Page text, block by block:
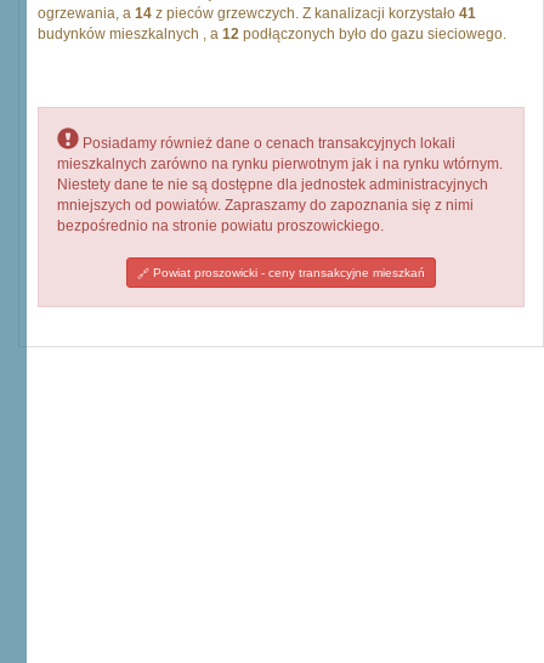
ogrzewania, a 14 z pieców grzewczych. Z kanalizacji korzystało 41
budynków mieszkalnych , a 12 podłączonych było do gazu sieciowego.
Posiadamy również dane o cenach transakcyjnych lokali
mieszkalnych zarówno na rynku pierwotnym jak i na rynku wtórnym.
Niestety dane te nie są dostępne dla jednostek administracyjnych
mniejszych od powiatów. Zapraszamy do zapoznania się z nimi
bezpośrednio na stronie powiatu proszowickiego.
Powiat proszowicki - ceny transakcyjne mieszkań